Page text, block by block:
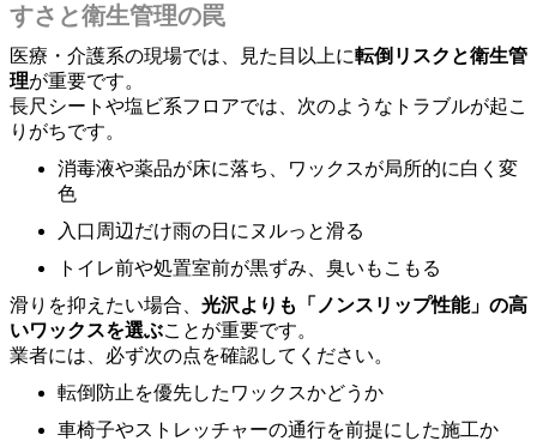
すさと衛生管理の罠
医療・介護系の現場では、見た目以上に転倒リスクと衛生管
理が重要です。
長尺シートや塩ビ系フロアでは、次のようなトラブルが起こ
りがちです。
消毒液や薬品が床に落ち、ワックスが局所的に白く変
色
入口周辺だけ雨の日にヌルっと滑る
トイレ前や処置室前が黒ずみ、臭いもこもる
滑りを抑えたい場合、 光沢よりも「ノンスリップ性能」の高
いワックスを選ぶことが重要です。
業者には、必ず次の点を確認してください。
転倒防止を優先したワックスかどうか
車椅子やストレッチャーの通行を前提にした施工か